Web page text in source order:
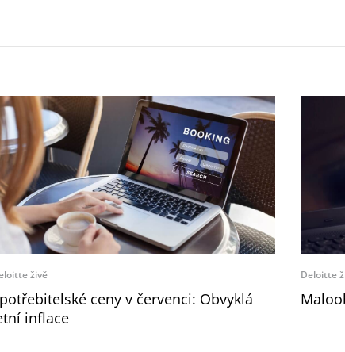
živě
ceny v červenci: Obvyklá
inflace
Deloitte